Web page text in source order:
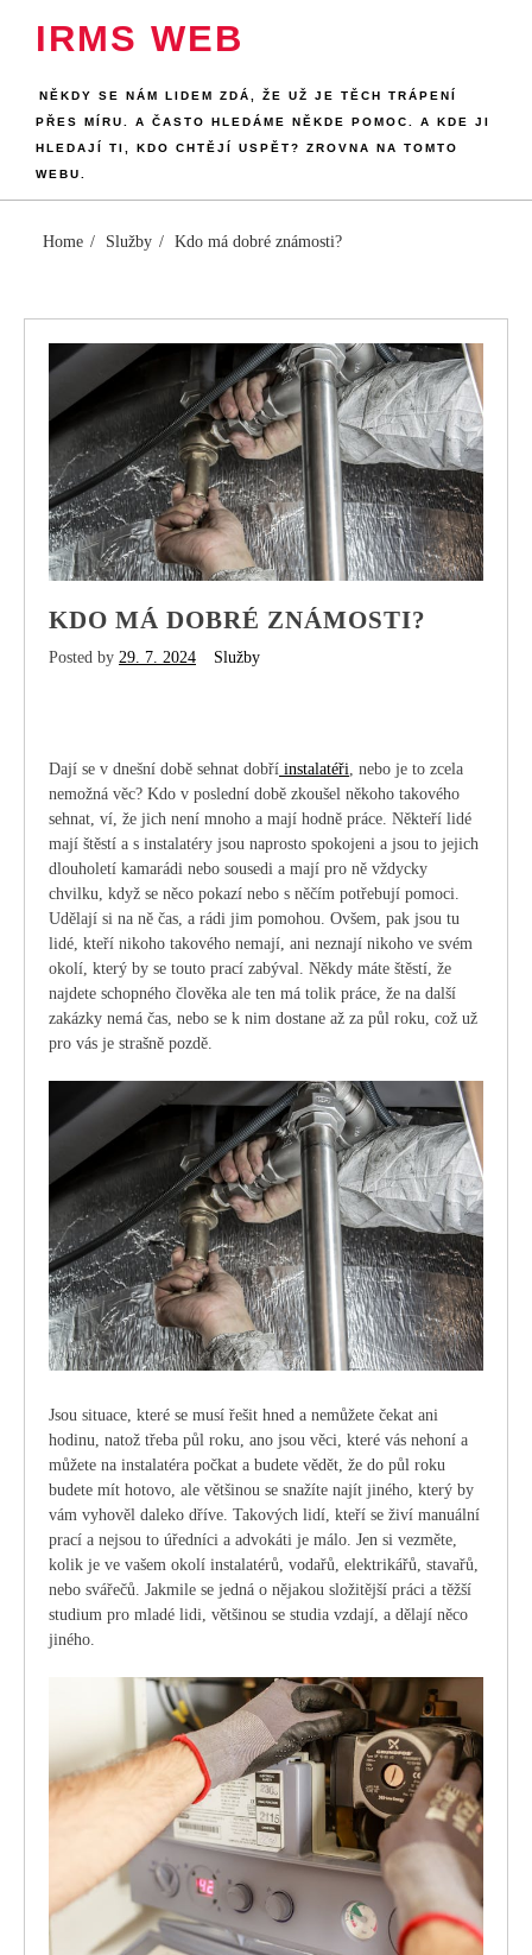
IRMS WEB
NĚKDY SE NÁM LIDEM ZDÁ, ŽE UŽ JE TĚCH TRÁPENÍ
PŘES MÍRU. A ČASTO HLEDÁME NĚKDE POMOC. A KDE JI
HLEDAJÍ TI, KDO CHTĚJÍ USPĚT? ZROVNA NA TOMTO
WEBU.
Home Služby Kdo má dobré známosti?
KDO MÁ DOBRÉ ZNÁMOSTI?
Posted by 29. 7. 2024 Služby
Dají se v dnešní době sehnat dobří instalatéři , nebo je to zcela
nemožná věc? Kdo v poslední době zkoušel někoho takového
sehnat, ví, že jich není mnoho a mají hodně práce. Někteří lidé
mají štěstí a s instalatéry jsou naprosto spokojeni a jsou to jejich
dlouholetí kamarádi nebo sousedi a mají pro ně vždycky
chvilku, když se něco pokazí nebo s něčím potřebují pomoci.
Udělají si na ně čas, a rádi jim pomohou. Ovšem, pak jsou tu
lidé, kteří nikoho takového nemají, ani neznají nikoho ve svém
okolí, který by se touto prací zabýval. Někdy máte štěstí, že
najdete schopného člověka ale ten má tolik práce, že na další
zakázky nemá čas, nebo se k nim dostane až za půl roku, což už
pro vás je strašně pozdě.
Jsou situace, které se musí řešit hned a nemůžete čekat ani
hodinu, natož třeba půl roku, ano jsou věci, které vás nehoní a
můžete na instalatéra počkat a budete vědět, že do půl roku
budete mít hotovo, ale většinou se snažíte najít jiného, který by
vám vyhověl daleko dříve. Takových lidí, kteří se živí manuální
prací a nejsou to úředníci a advokáti je málo. Jen si vezměte,
kolik je ve vašem okolí instalatérů, vodařů, elektrikářů, stavařů,
nebo svářečů. Jakmile se jedná o nějakou složitější práci a těžší
studium pro mladé lidi, většinou se studia vzdají, a dělají něco
jiného.